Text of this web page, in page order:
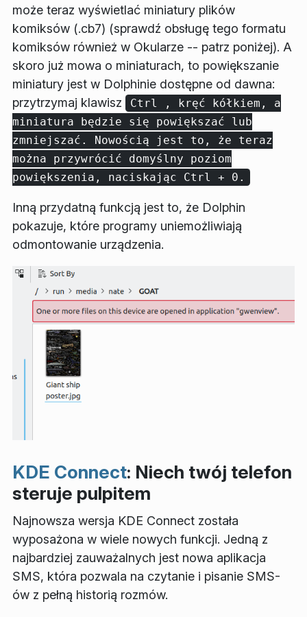
może teraz wyświetlać miniatury plików
komiksów (.cb7) (sprawdź obsługę tego formatu
komiksów również w Okularze -- patrz poniżej). A
skoro już mowa o miniaturach, to powiększanie
miniatury jest w Dolphinie dostępne od dawna:
przytrzymaj klawisz
Ctrl , kręć kółkiem, a
miniatura będzie się powiększać lub
zmniejszać. Nowością jest to, że teraz
można przywrócić domyślny poziom
powiększenia, naciskając Ctrl + 0 .
Inną przydatną funkcją jest to, że Dolphin
pokazuje, które programy uniemożliwiają
odmontowanie urządzenia.
KDE Connect: Niech twój telefon
steruje pulpitem
Najnowsza wersja KDE Connect została
wyposażona w wiele nowych funkcji. Jedną z
najbardziej zauważalnych jest nowa aplikacja
SMS, która pozwala na czytanie i pisanie SMS-
ów z pełną historią rozmów.